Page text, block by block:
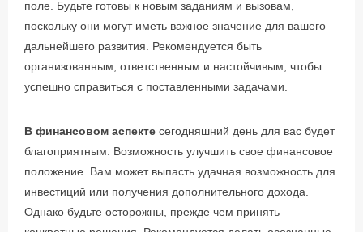
поле. Будьте готовы к новым заданиям и вызовам,
поскольку они могут иметь важное значение для вашего
дальнейшего развития. Рекомендуется быть
организованным, ответственным и настойчивым, чтобы
успешно справиться с поставленными задачами.
В финансовом аспекте сегодняшний день для вас будет
благоприятным. Возможность улучшить свое финансовое
положение. Вам может выпасть удачная возможность для
инвестиций или получения дополнительного дохода.
Однако будьте осторожны, прежде чем принять